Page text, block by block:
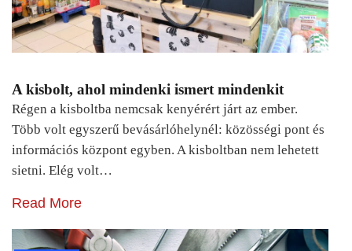
A kisbolt, ahol mindenki ismert mindenkit
Régen a kisboltba nemcsak kenyérért járt az ember.
Több volt egyszerű bevásárlóhelynél: közösségi pont és
információs központ egyben. A kisboltban nem lehetett
sietni. Elég volt…
Read More